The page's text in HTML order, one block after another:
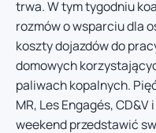
trwa. W tym tygodniu
rozmów o wsparciu dla
koszty dojazdów do
domowych
paliwach kopalnych.
MR, Les Engagés,
weekend przedstawić